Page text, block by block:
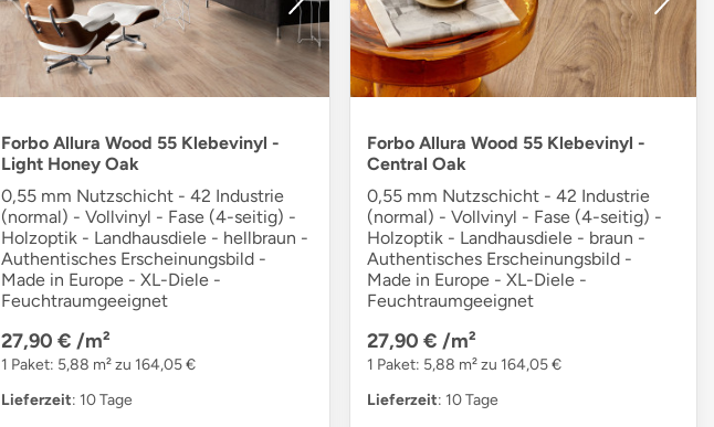
Forbo Allura Wood 55 Klebevinyl -
Light Honey Oak
0,55 mm Nutzschicht - 42 Industrie
(normal) - Vollvinyl - Fase (4-seitig) -
Holzoptik - Landhausdiele - hellbraun -
Authentisches Erscheinungsbild -
Made in Europe - XL-Diele -
Feuchtraumgeeignet
27,90 € /m²
1 Paket: 5,88 m² zu 164,05 €
Lieferzeit: 10 Tage
Forbo Allura Wood 55 Klebevinyl -
Central Oak
0,55 mm Nutzschicht - 42 Industrie
(normal) - Vollvinyl - Fase (4-seitig) -
Holzoptik - Landhausdiele - braun -
Authentisches Erscheinungsbild -
Made in Europe - XL-Diele -
Feuchtraumgeeignet
27,90 € /m²
1 Paket: 5,88 m² zu 164,05 €
Lieferzeit: 10 Tage